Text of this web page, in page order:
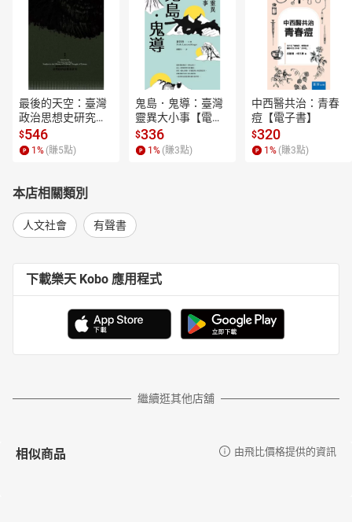
最後的天空：臺灣
政治思想史研究
【電子書】
$546
1 % (賺5點)
鬼島．鬼導：臺灣
靈異大小事【電子
書】
$336
1 % (賺3點)
中西醫共治：青春
痘【電子書】
$320
1 % (賺3點)
本店相關類別
人文社會 有聲書
下載樂天 Kobo 應用程式
繼續逛其他店舖
相似商品 由飛比價格提供的資訊